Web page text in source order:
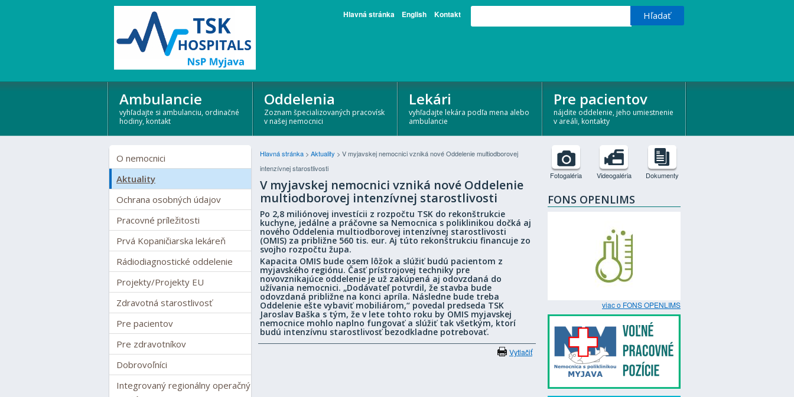
Hlavná stránka English Kontakt
Ambulancie
vyhľadajte si ambulanciu, ordinačné
hodiny, kontakt
Oddelenia
Zoznam špecializovaných pracovísk
v našej nemocnici
Lekári
vyhľadajte lekára podľa mena alebo
ambulancie
Pre pacientov
nájdite oddelenie, jeho umiestnenie
v areáli, kontakty
O nemocnici
Aktuality
Ochrana osobných údajov
Pracovné príležitosti
Prvá Kopaničiarska lekáreň
Rádiodiagnostické oddelenie
Projekty/Projekty EU
Zdravotná starostlivosť
Pre pacientov
Pre zdravotníkov
Dobrovoľníci
Integrovaný regionálny operačný
Hlavná stránka > Aktuality > V myjavskej nemocnici vzniká nové Oddelenie multiodborovej
intenzívnej starostlivosti
V myjavskej nemocnici vzniká nové Oddelenie
multiodborovej intenzívnej starostlivosti
Po 2,8 miliónovej investícii z rozpočtu TSK do rekonštrukcie
kuchyne, jedálne a práčovne sa Nemocnica s poliklinikou dočká aj
nového Oddelenia multiodborovej intenzívnej starostlivosti
(OMIS) za približne 560 tis. eur. Aj túto rekonštrukciu financuje zo
svojho rozpočtu župa.
Kapacita OMIS bude osem lôžoka slúžiť budú pacientom z
myjavského regiónu. Časť prístrojovej techniky pre
novovznikajúce oddelenie je už zakúpená aj odovzdaná do
užívania nemocnici. „Dodávateľ potvrdil, že stavba bude
odovzdaná približne na konci apríla. Následne bude treba
Oddelenie ešte vybaviť mobiliárom,“ povedal predseda TSK
Jaroslav Baška s tým, že v lete tohto roku by OMIS myjavskej
nemocnice mohlo naplno fungovať a slúžiť tak všetkým, ktorí
budú intenzívnu starostlivosť bezodkladne potrebovať.
Vytlačiť
Fotogaléria Videogaléria Dokumenty
FONS OPENLIMS
viac o FONS OPENLIMS